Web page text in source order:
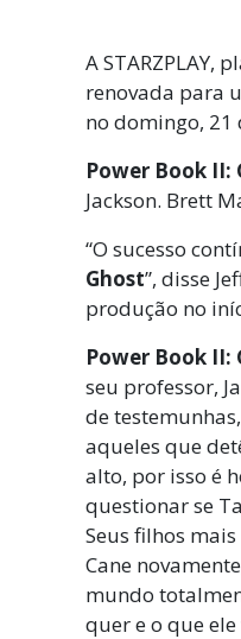
A STARZPLAY,
renovada para
no domingo, 21
Power Book II:
Jackson. Brett
“O sucesso
Ghost”, disse
produção no
Power Book II:
seu professor,
de
aqueles que
alto, por isso é
questionar se
Seus filhos
Cane
mundo
quer e o que